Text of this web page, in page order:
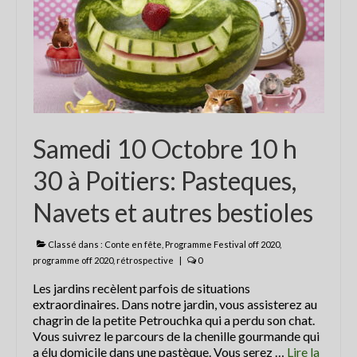
Les balades contées
contactez Abracadaconte
Conte en fête
Progamme
Programme du festival off 2021
La presse parle du Festival
Nouvelle République 8 juillet 2018
La Nouvelle République du 4 juillet
2018
La Nouvelle République du 4 juillet
2018
CENTRE PRESSE 5 juillet 2018
Samedi 10 Octobre 10 h
30 à Poitiers: Pasteques,
Navets et autres bestioles
Classé dans : Conte en fête Programme Festival off 2020,
programme off 2020, rétrospective | 0
Les jardins recèlent parfois de situations
extraordinaires. Dans notre jardin, vous assisterez au
chagrin de la petite Petrouchka qui a perdu son chat.
Vous suivrez le parcours de la chenille gourmande qui
a élu domicile dans une pastèque. Vous serez … Lire la